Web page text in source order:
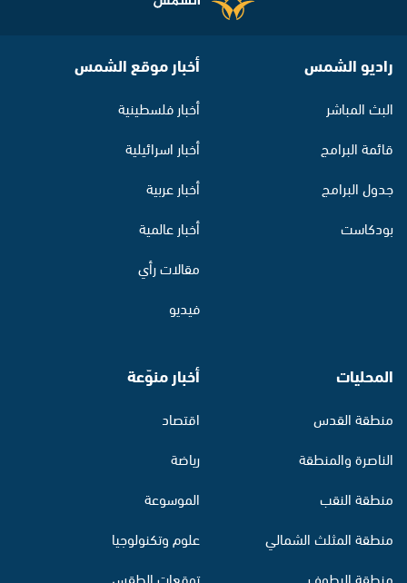
راديو الشمس
البث المباشر
قائمة البرامج
جدول البرامج
بودكاست
أخبار موقع الشمس
أخبار فلسطينية
أخبار اسرائيلية
أخبار عربية
أخبار عالمية
مقالات رأي
فيديو
المحليات
منطقة القدس
الناصرة والمنطقة
منطقة النقب
منطقة المثلث الشمالي
أخبار منوّعة
اقتصاد
رياضة
الموسوعة
علوم وتكنولوجيا